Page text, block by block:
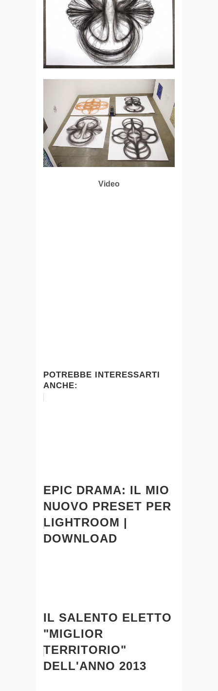
Video
POTREBBE INTERESSARTI
ANCHE:
EPIC DRAMA: IL MIO
NUOVO PRESET PER
LIGHTROOM |
DOWNLOAD
IL SALENTO ELETTO
"MIGLIOR
TERRITORIO"
DELL'ANNO 2013